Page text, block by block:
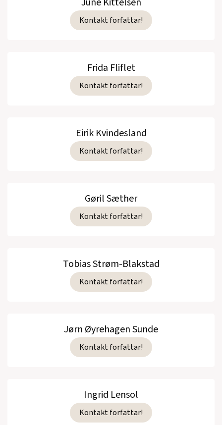
Kontakt forfattar!
Frida Fliflet
Kontakt forfattar!
Eirik Kvindesland
Kontakt forfattar!
Gøril Sæther
Kontakt forfattar!
Tobias Strøm-Blakstad
Kontakt forfattar!
Jørn Øyrehagen Sunde
Kontakt forfattar!
Ingrid Lensol
Kontakt forfattar!